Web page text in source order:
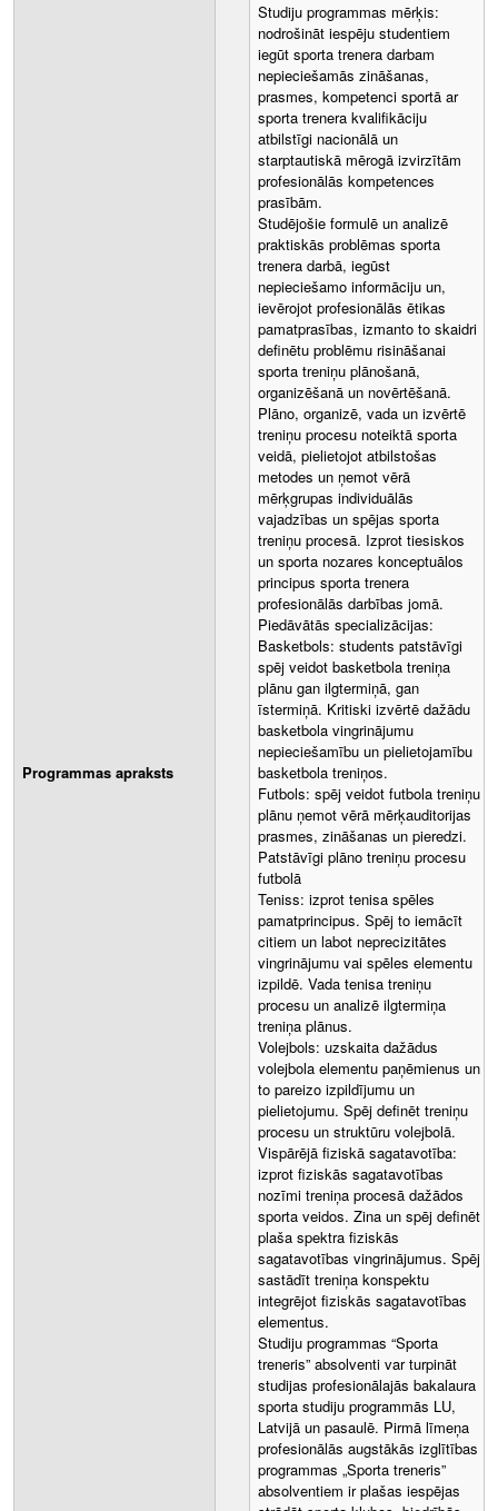
Programmas apraksts
Studiju programmas mērķis:
nodrošināt iespēju studentiem
iegūt sporta trenera darbam
nepieciešamās zināšanas,
prasmes, kompetenci sportā ar
sporta trenera kvalifikāciju
atbilstīgi nacionālā un
starptautiskā mērogā izvirzītām
profesionālās kompetences
prasībām.
Studējošie formulē un analizē
praktiskās problēmas sporta
trenera darbā, iegūst
nepieciešamo informāciju un,
ievērojot profesionālās ētikas
pamatprasības, izmanto to skaidri
definētu problēmu risināšanai
sporta treniņu plānošanā,
organizēšanā un novērtēšanā.
Plāno, organizē, vada un izvērtē
treniņu procesu noteiktā sporta
veidā, pielietojot atbilstošas
metodes un ņemot vērā
mērķgrupas individuālās
vajadzības un spējas sporta
treniņu procesā. Izprot tiesiskos
un sporta nozares konceptuālos
principus sporta trenera
profesionālās darbības jomā.
Piedāvātās specializācijas:
Basketbols: students patstāvīgi
spēj veidot basketbola treniņa
plānu gan ilgtermiņā, gan
īstermiņā. Kritiski izvērtē dažādu
basketbola vingrinājumu
nepieciešamību un pielietojamību
basketbola treniņos.
Futbols: spēj veidot futbola treniņu
plānu ņemot vērā mērķauditorijas
prasmes, zināšanas un pieredzi.
Patstāvīgi plāno treniņu procesu
futbolā
Teniss: izprot tenisa spēles
pamatprincipus. Spēj to iemācīt
citiem un labot neprecizitātes
vingrinājumu vai spēles elementu
izpildē. Vada tenisa treniņu
procesu un analizē ilgtermiņa
treniņa plānus.
Volejbols: uzskaita dažādus
volejbola elementu paņēmienus un
to pareizo izpildījumu un
pielietojumu. Spēj definēt treniņu
procesu un struktūru volejbolā.
Vispārējā fiziskā sagatavotība:
izprot fiziskās sagatavotības
nozīmi treniņa procesā dažādos
sporta veidos. Zina un spēj definēt
plaša spektra fiziskās
sagatavotības vingrinājumus. Spēj
sastādīt treniņa konspektu
integrējot fiziskās sagatavotības
elementus.
Studiju programmas “Sporta
treneris” absolventi var turpināt
studijas profesionālajās bakalaura
sporta studiju programmās LU,
Latvijā un pasaulē. Pirmā līmeņa
profesionālās augstākās izglītības
programmas „Sporta treneris”
absolventiem ir plašas iespējas